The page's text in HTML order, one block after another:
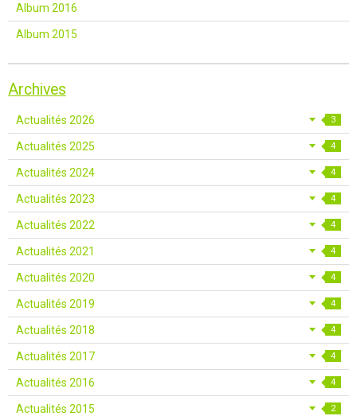
Album 2016
Album 2015
Archives
Actualités 2026 3
Actualités 2025 4
Actualités 2024 4
Actualités 2023 4
Actualités 2022 4
Actualités 2021 4
Actualités 2020 4
Actualités 2019 4
Actualités 2018 4
Actualités 2017 4
Actualités 2016 4
Actualités 2015 2